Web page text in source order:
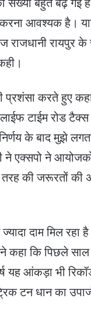
बहुत बढ़ गई
आवश्यक है।
राजधानी
करते हुए
टाईम रोड
के बाद मुझे
एक्सपो ने
की जरूरतों की
दाम मिल रहा
कहा कि पिछले
यह आंकड़ा भी
टन धान का